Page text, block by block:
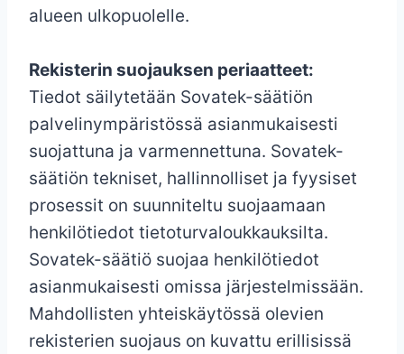
alueen ulkopuolelle.
Rekisterin suojauksen periaatteet:
Tiedot säilytetään Sovatek-säätiön
palvelinympäristössä asianmukaisesti
suojattuna ja varmennettuna. Sovatek-
säätiön tekniset, hallinnolliset ja fyysiset
prosessit on suunniteltu suojaamaan
henkilötiedot tietoturvaloukkauksilta.
Sovatek-säätiö suojaa henkilötiedot
asianmukaisesti omissa järjestelmissään.
Mahdollisten yhteiskäytössä olevien
rekisterien suojaus on kuvattu erillisissä